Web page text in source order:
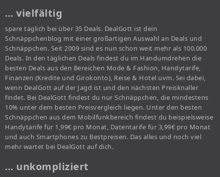
… vielfältig
spare täglich bei über 35 Deals. DealGott ist dein
Schnäppchenblog mit einer großartigen Auswahl an Deals und
Schnäppchen. Seit 2009 sind es nun schon weit mehr als 100.000
Deals. In den täglichen Deals findest du im Handumdrehen die
besten Deals aus den Bereichen Mode & Fashion, Handytarife,
Finanzen (Kredite und Girokonto), Reise & Hotel uvm. Sei dabei,
wenn DealGott auf der Jagd ist und den nächsten Preisknaller
findet. Bei DealGott findest du nur Schnäppchen, die mindestens
10% unter dem besten Preisvergleich liegen. Unter den besten
Schnäppchen aus dem Mobilfunkbereich findest du beispielsweise
Handytarife für 1,99€ pro Monat, Datentarife für 3,99€ pro Monat
und auch Smartphones zu Bestpreisen. Das alles und noch viel
mehr wartet bei DealGott auf dich.
… unkompliziert